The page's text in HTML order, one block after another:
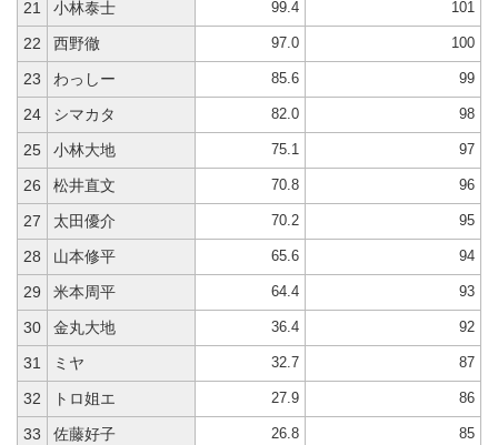
21 小林泰士 99.4 101
22 西野徹 97.0 100
23 わっしー 85.6 99
24 シマカタ 82.0 98
25 小林大地 75.1 97
26 松井直文 70.8 96
27 太田優介 70.2 95
28 山本修平 65.6 94
29 米本周平 64.4 93
30 金丸大地 36.4 92
31 ミヤ 32.7 87
32 トロ姐エ 27.9 86
33 佐藤好子 26.8 85